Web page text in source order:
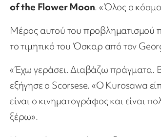
of the Flower Moon. «Όλος ο
Μέρος αυτού του προβληματισμού
το τιμητικό του Όσκαρ από τον
«Έχω γεράσει. Διαβάζω πράγματα.
εξήγησε ο Scorsese. «Ο Kurosawa
είναι ο κινηματογράφος και είναι
ξέρω».